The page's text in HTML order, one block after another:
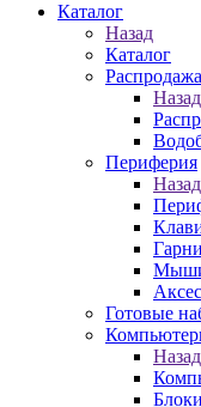
Каталог
Назад
Каталог
Распродажа
Назад
Периферия
Назад
Готовые
Назад